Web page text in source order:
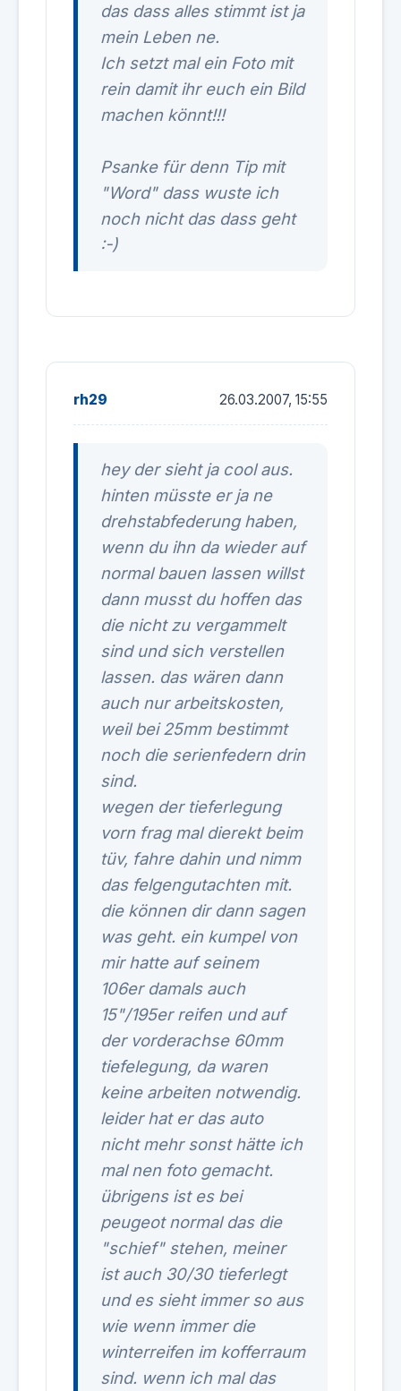
das dass alles stimmt ist ja
mein Leben ne.
Ich setzt mal ein Foto mit
rein damit ihr euch ein Bild
machen könnt!!!
Psanke für denn Tip mit
"Word" dass wuste ich
noch nicht das dass geht
:-)
rh29 26.03.2007, 15:55
hey der sieht ja cool aus.
hinten müsste er ja ne
drehstabfederung haben,
wenn du ihn da wieder auf
normal bauen lassen willst
dann musst du hoffen das
die nicht zu vergammelt
sind und sich verstellen
lassen. das wären dann
auch nur arbeitskosten,
weil bei 25mm bestimmt
noch die serienfedern drin
sind.
wegen der tieferlegung
vorn frag mal dierekt beim
tüv, fahre dahin und nimm
das felgengutachten mit.
die können dir dann sagen
was geht. ein kumpel von
mir hatte auf seinem
106er damals auch
15"/195er reifen und auf
der vorderachse 60mm
tiefelegung, da waren
keine arbeiten notwendig.
leider hat er das auto
nicht mehr sonst hätte ich
mal nen foto gemacht.
übrigens ist es bei
peugeot normal das die
"schief" stehen, meiner
ist auch 30/30 tieferlegt
und es sieht immer so aus
wie wenn immer die
winterreifen im kofferraum
sind. wenn ich mal das